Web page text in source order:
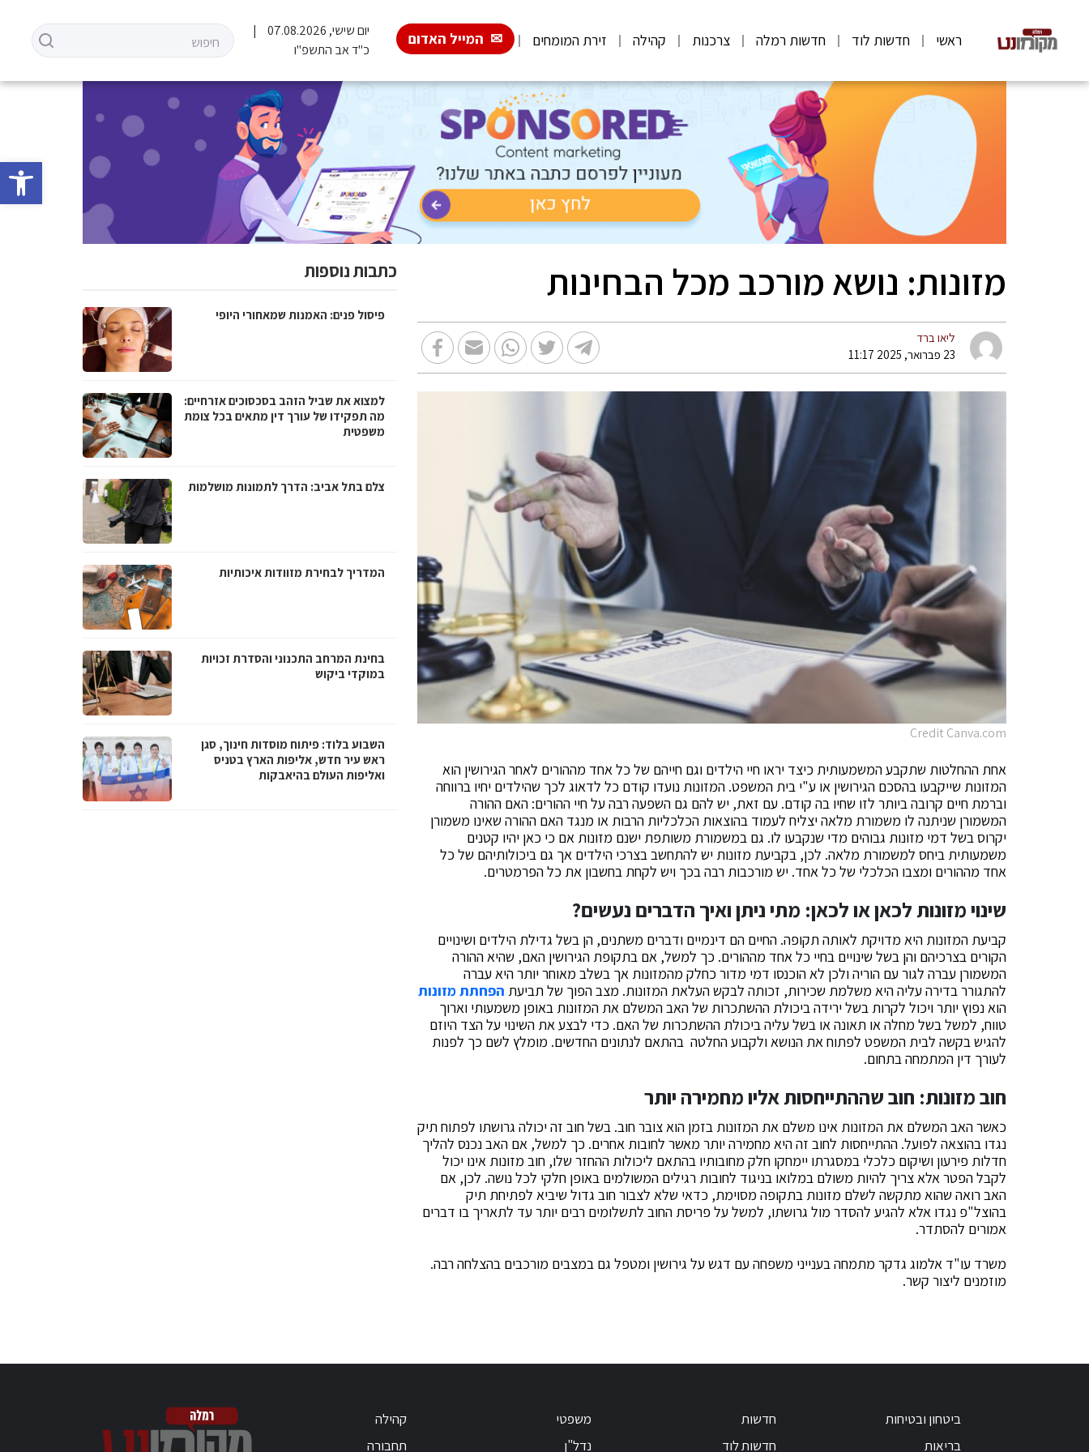
פתח
ראשי חדשות לוד חדשות רמלה צרכנות קהילה זירת המומחים המייל האדום
יום שישי, 07.08.2026
כ"ד אב התשפ"ו
מזונות: נושא מורכב מכל הבחינות
ליאו ברד
23 פברואר, 2025 11:17
Credit Canva.com
אחת ההחלטות שתקבע המשמעותית כיצד יראו חיי הילדים וגם חייהם של כל אחד מההורים לאחר הגירושין הוא
המזונות שייקבעו בהסכם הגירושין או ע"י בית המשפט. המזונות נועדו קודם כל לדאוג לכך שהילדים יחיו ברווחה
וברמת חיים קרובה ביותר לזו שחיו בה קודם. עם זאת, יש להם גם השפעה רבה על חיי ההורים: האם ההורה
המשמורן שניתנה לו משמורת מלאה יצליח לעמוד בהוצאות הכלכליות הרבות או מנגד האם ההורה שאינו משמורן
יקרוס בשל דמי מזונות גבוהים מדי שנקבעו לו. גם במשמורת משותפת ישנם מזונות אם כי כאן יהיו קטנים
משמעותית ביחס למשמורת מלאה. לכן, בקביעת מזונות יש להתחשב בצרכי הילדים אך גם ביכולותיהם של כל
אחד מההורים ומצבו הכלכלי של כל אחד. יש מורכבות רבה בכך ויש לקחת בחשבון את כל הפרמטרים.
שינוי מזונות לכאן או לכאן: מתי ניתן ואיך הדברים נעשים?
קביעת המזונות היא מדויקת לאותה תקופה. החיים הם דינמיים ודברים משתנים, הן בשל גדילת הילדים ושינויים
הקורים בצרכיהם והן בשל שינויים בחיי כל אחד מההורים. כך למשל, אם בתקופת הגירושין האם, שהיא ההורה
המשמורן עברה לגור עם הוריה ולכן לא הוכנסו דמי מדור כחלק מהמזונות אך בשלב מאוחר יותר היא עברה
להתגורר בדירה עליה היא משלמת שכירות, זכותה לבקש העלאת המזונות. מצב הפוך של תביעת הפחתת מזונות
הוא נפוץ יותר ויכול לקרות בשל ירידה ביכולת ההשתכרות של האב המשלם את המזונות באופן משמעותי וארוך
טווח, למשל בשל מחלה או תאונה או בשל עליה ביכולת ההשתכרות של האם. כדי לבצע את השינוי על הצד היוזם
להגיש בקשה לבית המשפט לפתוח את הנושא ולקבוע החלטה בהתאם לנתונים החדשים. מומלץ לשם כך לפנות
לעורך דין המתמחה בתחום.
חוב מזונות: חוב שההתייחסות אליו מחמירה יותר
כאשר האב המשלם את המזונות אינו משלם את המזונות בזמן הוא צובר חוב. בשל חוב זה יכולה גרושתו לפתוח תיק
נגדו בהוצאה לפועל. ההתייחסות לחוב זה היא מחמירה יותר מאשר לחובות אחרים. כך למשל, אם האב נכנס להליך
חדלות פירעון ושיקום כלכלי במסגרתו יימחקו חלק מחובותיו בהתאם ליכולות ההחזר שלו, חוב מזונות אינו יכול
לקבל הפטר אלא צריך להיות משולם במלואו בניגוד לחובות רגילים המשולמים באופן חלקי לכל נושה. לכן, אם
האב רואה שהוא מתקשה לשלם מזונות בתקופה מסוימת, כדאי שלא לצבור חוב גדול שיביא לפתיחת תיק
בהוצל"פ נגדו אלא להגיע להסדר מול גרושתו, למשל על פריסת החוב לתשלומים רבים יותר עד לתאריך בו דברים
אמורים להסתדר.
משרד עו"ד אלמוג גדקר מתמחה בענייני משפחה עם דגש על גירושין ומטפל גם במצבים מורכבים בהצלחה רבה.
מוזמנים ליצור קשר.
כתבות נוספות
פיסול פנים: האמנות שמאחורי היופי
למצוא את שביל הזהב בסכסוכים אזרחיים:
מה תפקידו של עורך דין מתאים בכל צומת
משפטית
צלם בתל אביב: הדרך לתמונות מושלמות
המדריך לבחירת מזוודות איכותיות
בחינת המרחב התכנוני והסדרת זכויות
במוקדי ביקוש
השבוע בלוד: פיתוח מוסדות חינוך, סגן
ראש עיר חדש, אליפות הארץ בטניס
ואליפות העולם בהיאבקות
ביטחון ובטיחות
בריאות
חדשות
חדשות לוד
משפטי
נדל"ן
קהילה
תחבורה